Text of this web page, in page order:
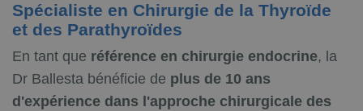
Spécialiste en Chirurgie de la Thyroïde
et des Parathyroïdes
En tant que référence en chirurgie endocrine, la
Dr Ballesta bénéficie de plus de 10 ans
d'expérience dans l'approche chirurgicale des